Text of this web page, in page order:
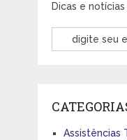
Dicas e
Assistências